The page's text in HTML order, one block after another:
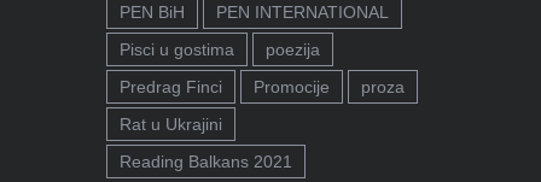
PEN BiH
PEN INTERNATIONAL
Pisci u gostima
poezija
Predrag Finci
Promocije
proza
Rat u Ukrajini
Reading Balkans 2021